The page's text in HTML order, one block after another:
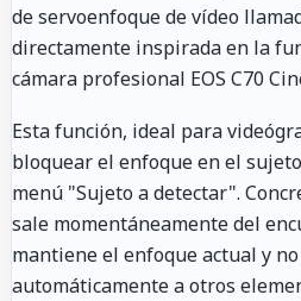
de servoenfoque de vídeo
directamente inspirada en la
cámara profesional EOS C70
Esta función, ideal para
bloquear el enfoque en el
menú "Sujeto a detectar".
sale momentáneamente del
mantiene el enfoque actual y
automáticamente a otros